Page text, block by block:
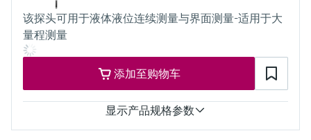
(真空...145 psi)
最大测量距离
2.5 m (8 ft)
主要接液部件
杆式探头：
可选：碳纤维，PP涂层
该探头可用于液体液位连续测量与界面测量-适用于大
量程测量
添加至购物车
显示产品规格参数